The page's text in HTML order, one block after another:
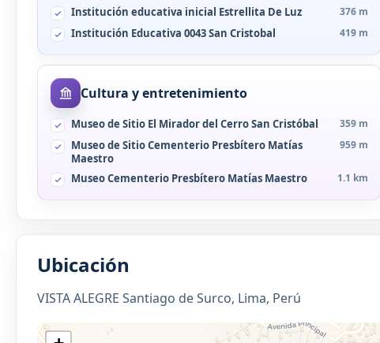
Institución educativa inicial Estrellita De Luz 376 m
Institución Educativa 0043 San Cristobal 419 m
Cultura y entretenimiento
Museo de Sitio El Mirador del Cerro San Cristóbal 359 m
Museo de Sitio Cementerio Presbítero Matías
Maestro
959 m
Museo Cementerio Presbítero Matías Maestro 1.1 km
Ubicación
VISTA ALEGRE Santiago de Surco, Lima, Perú